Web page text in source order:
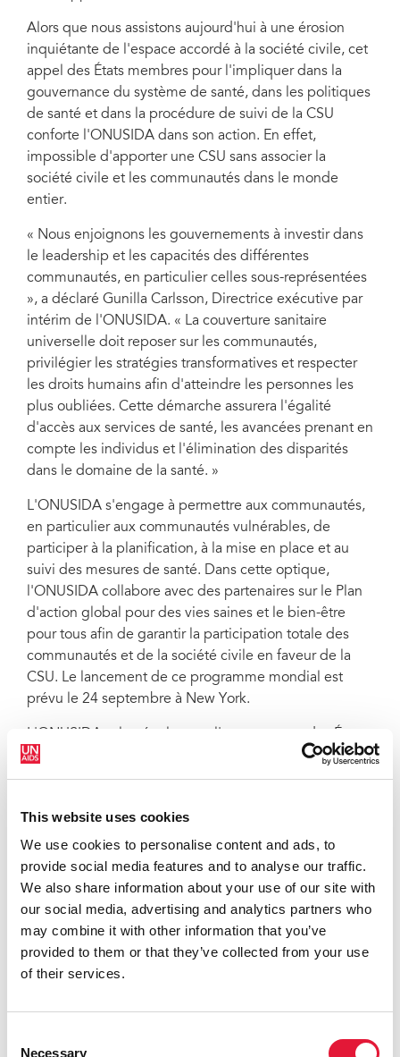
This website uses cookies
We use cookies to personalise content and ads, to
provide social media features and to analyse our traffic.
We also share information about your use of our site with
our social media, advertising and analytics partners who
may combine it with other information that you’ve
provided to them or that they’ve collected from your use
of their services.
Necessary
Alors que nous assistons aujourd'hui à une érosion
inquiétante de l'espace accordé à la société civile, cet
appel des États membres pour l'impliquer dans la
gouvernance du système de santé, dans les politiques
de santé et dans la procédure de suivi de la CSU
conforte l'ONUSIDA dans son action. En effet,
impossible d'apporter une CSU sans associer la
société civile et les communautés dans le monde
entier.
« Nous enjoignons les gouvernements à investir dans
le leadership et les capacités des différentes
communautés, en particulier celles sous-représentées
», a déclaré Gunilla Carlsson, Directrice exécutive par
intérim de l'ONUSIDA. « La couverture sanitaire
universelle doit reposer sur les communautés,
privilégier les stratégies transformatives et respecter
les droits humains afin d'atteindre les personnes les
plus oubliées. Cette démarche assurera l'égalité
d'accès aux services de santé, les avancées prenant en
compte les individus et l'élimination des disparités
dans le domaine de la santé. »
L'ONUSIDA s'engage à permettre aux communautés,
en particulier aux communautés vulnérables, de
participer à la planification, à la mise en place et au
suivi des mesures de santé. Dans cette optique,
l'ONUSIDA collabore avec des partenaires sur le Plan
d'action global pour des vies saines et le bien-être
pour tous afin de garantir la participation totale des
communautés et de la société civile en faveur de la
CSU. Le lancement de ce programme mondial est
prévu le 24 septembre à New York.
membres à n'oublier personne, notamment les
enfants, les jeunes, les personnes handicapées, vivant
personnes réfugiées, déplacées ou migrantes.
L'organisation pousse également ces pays à atteindre
les groupes les plus touchés par le VIH, y compris les
professionnel(le)s du sexe, les gays et autres hommes
ayant des rapports sexuels avec des hommes, les
consommateurs et consommatrices de drogues
injectables, les personnes détenues ou vivant dans
des zones de conflit afin de garantir que même les
services de santé.
La déclaration politique sur la CSU indique que les